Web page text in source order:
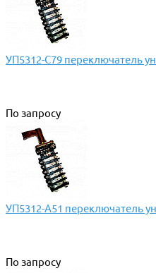
УП5312-С79 переключатель
По запросу
УП5312-А51 переключатель
По запросу